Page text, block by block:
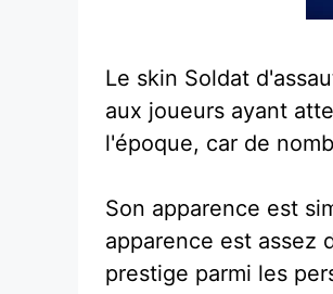
Le skin Soldat
aux joueurs ayant
l'époque, car de
Son apparence est
apparence est assez
prestige parmi les